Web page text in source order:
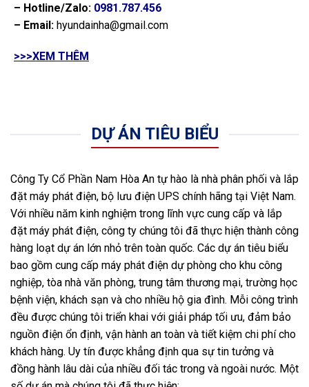
– Hotline/Zalo: 0981.787.456
– Email: hyundainha@gmail.com
>>>XEM THÊM
DỰ ÁN TIÊU BIỂU
Công Ty Cổ Phần Nam Hòa An tự hào là nhà phân phối và lắp
đặt máy phát điện, bộ lưu điện UPS chính hãng tại Việt Nam.
Với nhiều năm kinh nghiệm trong lĩnh vực cung cấp và lắp
đặt máy phát điện, công ty chúng tôi đã thực hiện thành công
hàng loạt dự án lớn nhỏ trên toàn quốc. Các dự án tiêu biểu
bao gồm cung cấp máy phát điện dự phòng cho khu công
nghiệp, tòa nhà văn phòng, trung tâm thương mại, trường học
bệnh viện, khách sạn và cho nhiều hộ gia đình. Mỗi công trình
đều được chúng tôi triển khai với giải pháp tối ưu, đảm bảo
nguồn điện ổn định, vận hành an toàn và tiết kiệm chi phí cho
khách hàng. Uy tín được khẳng định qua sự tin tưởng và
đồng hành lâu dài của nhiều đối tác trong và ngoài nước. Một